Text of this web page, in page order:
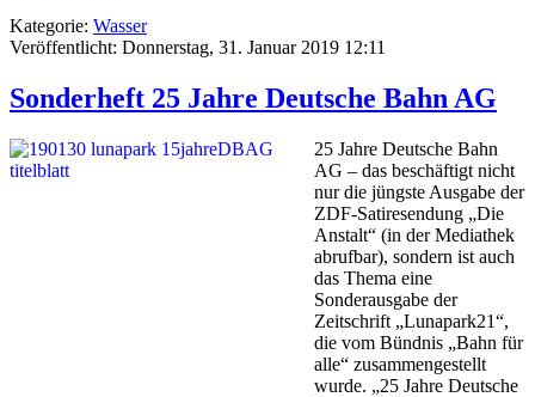
Kategorie: Wasser
Veröffentlicht: Donnerstag, 31. Januar 2019 12:11
Sonderheft 25 Jahre Deutsche Bahn AG
25 Jahre Deutsche Bahn
AG – das beschäftigt nicht
nur die jüngste Ausgabe der
ZDF-Satiresendung „Die
Anstalt“ (in der Mediathek
abrufbar), sondern ist auch
das Thema eine
Sonderausgabe der
Zeitschrift „Lunapark21“,
die vom Bündnis „Bahn für
alle“ zusammengestellt
wurde. „25 Jahre Deutsche